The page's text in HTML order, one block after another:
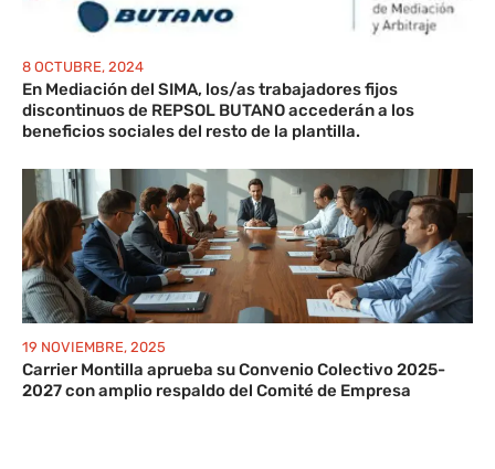
8 OCTUBRE, 2024
En Mediación del SIMA, los/as trabajadores fijos
discontinuos de REPSOL BUTANO accederán a los
beneficios sociales del resto de la plantilla.
19 NOVIEMBRE, 2025
Carrier Montilla aprueba su Convenio Colectivo 2025-
2027 con amplio respaldo del Comité de Empresa